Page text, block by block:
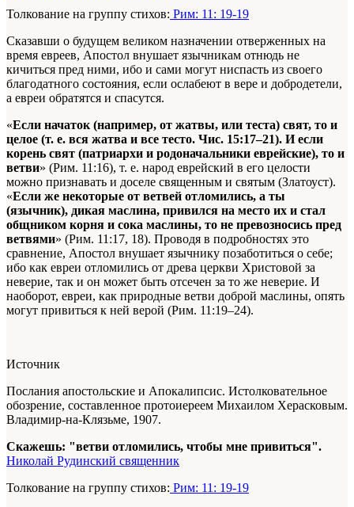
Толкование на группу стихов: Рим: 11: 19-19
Сказавши о будущем великом назначении отверженных на
время евреев, Апостол внушает язычникам отнюдь не
кичиться пред ними, ибо и сами могут ниспасть из своего
благодатного состояния, если ослабеют в вере и добродетели,
а евреи обратятся и спасутся.
«Если начаток (например, от жатвы, или теста) свят, то и
целое (т. е. вся жатва и все тесто. Чис. 15:17–21). И если
корень свят (патриархи и родоначальники еврейские), то и
ветви» (Рим. 11:16), т. е. народ еврейский в его целости
можно признавать и доселе священным и святым (Златоуст).
«Если же некоторые от ветвей отломились, а ты
(язычник), дикая маслина, привился на место их и стал
общником корня и сока маслины, то не превозносись пред
ветвями» (Рим. 11:17, 18). Проводя в подробностях это
сравнение, Апостол внушает язычнику позаботиться о себе;
ибо как евреи отломились от древа церкви Христовой за
неверие, так и он может быть отсечен за то же неверие. И
наоборот, евреи, как природные ветви доброй маслины, опять
могут привиться к ней верой (Рим. 11:19–24).
Источник
Послания апостольские и Апокалипсис. Истолковательное
обозрение, составленное протоиереем Михаилом Херасковым.
Владимир-на-Клязьме, 1907.
Скажешь: "ветви отломились, чтобы мне привиться".
Николай Рудинский священник
Толкование на группу стихов: Рим: 11: 19-19